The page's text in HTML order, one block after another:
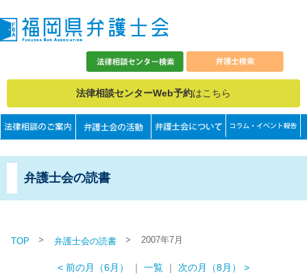
法律相談センターWeb予約はこちら
弁護士会の読書
TOP > 弁護士会の読書 > 2007年7月
< 前の月（6月） ｜ 一覧 ｜ 次の月（8月） >